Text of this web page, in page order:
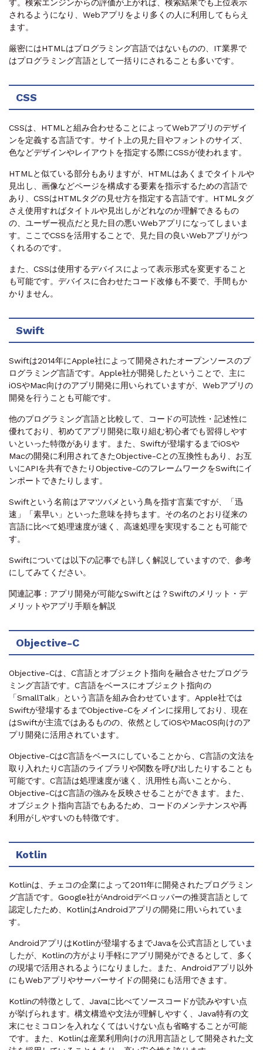
す。検索エンジンからの評価が上がれば、検索結果でも上位表示
されるようになり、Webアプリをより多くの人に利用してもらえ
ます。
厳密にはHTMLはプログラミング言語ではないものの、IT業界で
はプログラミング言語として一括りにされることも多いです。
CSS
CSSは、HTMLと組み合わせることによってWebアプリのデザイ
ンを定義する言語です。サイト上の見た目やフォントのサイズ、
色などデザインやレイアウトを指定する際にCSSが使われます。
HTMLと似ている部分もありますが、HTMLはあくまでタイトルや
見出し、画像などページを構成する要素を指示するための言語で
あり、CSSはHTMLタグの見せ方を指定する言語です。HTMLタグ
さえ使用すればタイトルや見出しがどれなのか理解できるもの
の、ユーザー視点だと見た目の悪いWebアプリになってしまいま
す。ここでCSSを活用することで、見た目の良いWebアプリがつ
くれるのです。
また、CSSは使用するデバイスによって表示形式を変更すること
も可能です。デバイスに合わせたコード改修も不要で、手間もか
かりません。
Swift
Swiftは2014年にApple社によって開発されたオープンソースのプ
ログラミング言語です。Apple社が開発したということで、主に
iOSやMac向けのアプリ開発に用いられていますが、Webアプリの
開発を行うことも可能です。
他のプログラミング言語と比較して、コードの可読性・記述性に
優れており、初めてアプリ開発に取り組む初心者でも習得しやす
いといった特徴があります。また、Swiftが登場するまでiOSや
Macの開発に利用されてきたObjective-Cとの互換性もあり、お互
いにAPIを共有できたりObjective-CのフレームワークをSwiftにイ
ンポートできたりします。
Swiftという名前はアマツバメという鳥を指す言葉ですが、「迅
速」「素早い」といった意味を持ちます。その名のとおり従来の
言語に比べて処理速度が速く、高速処理を実現することも可能で
す。
Swiftについては以下の記事でも詳しく解説していますので、参考
にしてみてください。
関連記事：アプリ開発が可能なSwiftとは？Swiftのメリット・デ
メリットやアプリ手順を解説
Objective-C
Objective-Cは、C言語とオブジェクト指向を融合させたプログラ
ミング言語です。C言語をベースにオブジェクト指向の
「SmallTalk」という言語を組み合わせています。Apple社では
Swiftが登場するまでObjective-Cをメインに採用しており、現在
はSwiftが主流ではあるものの、依然としてiOSやMacOS向けのア
プリ開発に活用されています。
Objective-CはC言語をベースにしていることから、C言語の文法を
取り入れたりC言語のライブラリや関数を呼び出したりすることも
可能です。C言語は処理速度が速く、汎用性も高いことから、
Objective-CはC言語の強みを反映させることができます。また、
オブジェクト指向言語でもあるため、コードのメンテナンスや再
利用がしやすいのも特徴です。
Kotlin
Kotlinは、チェコの企業によって2011年に開発されたプログラミン
グ言語です。Google社がAndroidデベロッパーの推奨言語として
認定したため、KotlinはAndroidアプリの開発に用いられていま
す。
AndroidアプリはKotlinが登場するまでJavaを公式言語としていま
したが、Kotlinの方がより手軽にアプリ開発ができるとして、多く
の現場で活用されるようになりました。また、Androidアプリ以外
にもWebアプリやサーバーサイドの開発にも活用できます。
Kotlinの特徴として、Javaに比べてソースコードが読みやすい点
が挙げられます。構文構造や文法が理解しやすく、Java特有の文
末にセミコロンを入れなくてはいけない点も省略することが可能
です。また、Kotlinは産業利用向けの汎用言語として開発された文